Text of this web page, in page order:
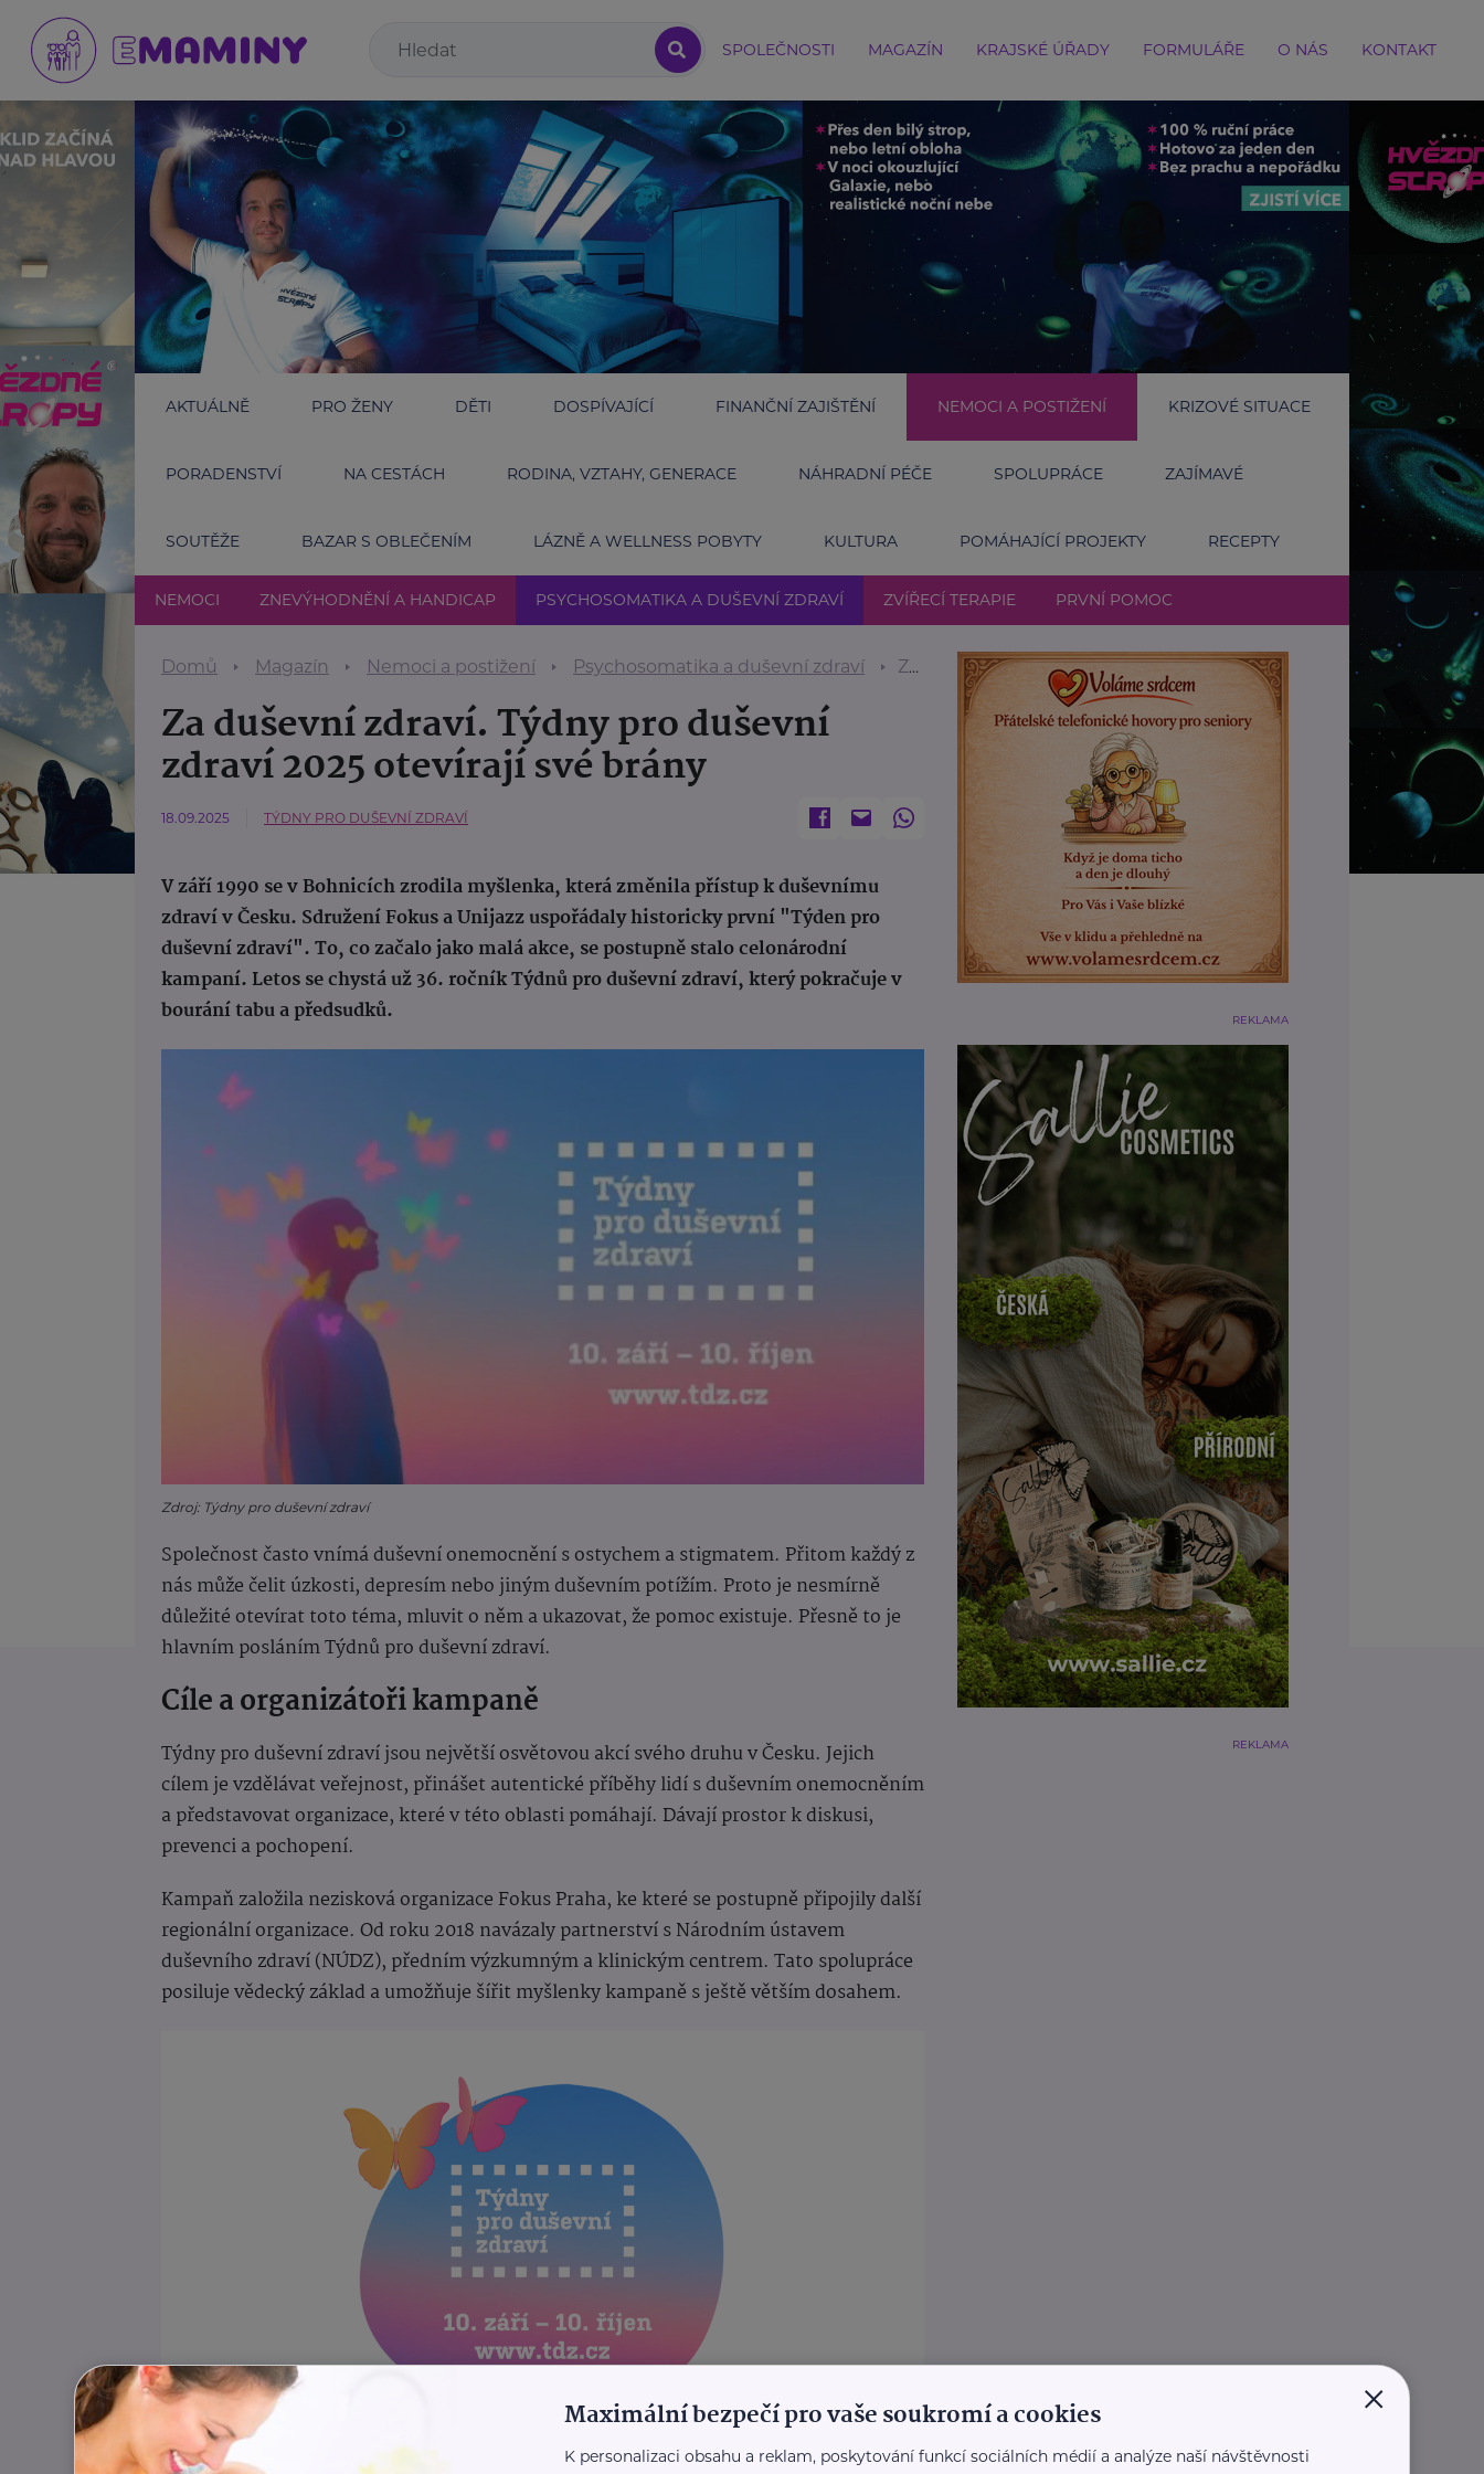
SPOLEČNOSTI MAGAZÍN KRAJSKÉ ÚŘADY FORMULÁŘE O NÁS KONTAKT
AKTUÁLNĚ PRO ŽENY DĚTI DOSPÍVAJÍCÍ FINANČNÍ ZAJIŠTĚNÍ NEMOCI A POSTIŽENÍ KRIZOVÉ SITUACE
PORADENSTVÍ NA CESTÁCH RODINA, VZTAHY, GENERACE NÁHRADNÍ PÉČE SPOLUPRÁCE ZAJÍMAVÉ
SOUTĚŽE BAZAR S OBLEČENÍM LÁZNĚ A WELLNESS POBYTY KULTURA POMÁHAJÍCÍ PROJEKTY RECEPTY
NEMOCI ZNEVÝHODNĚNÍ A HANDICAP PSYCHOSOMATIKA A DUŠEVNÍ ZDRAVÍ ZVÍŘECÍ TERAPIE PRVNÍ POMOC
Domů Magazín Nemoci a postižení Psychosomatika a duševní zdraví Za duševní zdraví. Týdny pro duševní zdraví 2025 otevírají své brány
Za duševní zdraví. Týdny pro duševní
zdraví 2025 otevírají své brány
18.09.2025 TÝDNY PRO DUŠEVNÍ ZDRAVÍ
V září 1990 se v Bohnicích zrodila myšlenka, která změnila přístup k duševnímu
zdraví v Česku. Sdružení Fokus a Unijazz uspořádaly historicky první "Týden pro
duševní zdraví". To, co začalo jako malá akce, se postupně stalo celonárodní
kampaní. Letos se chystá už 36. ročník Týdnů pro duševní zdraví, který pokračuje v
bourání tabu a předsudků.
Zdroj: Týdny pro duševní zdraví
Společnost často vnímá duševní onemocnění s ostychem a stigmatem. Přitom každý z
nás může čelit úzkosti, depresím nebo jiným duševním potížím. Proto je nesmírně
důležité otevírat toto téma, mluvit o něm a ukazovat, že pomoc existuje. Přesně to je
hlavním posláním Týdnů pro duševní zdraví.
Cíle a organizátoři kampaně
Týdny pro duševní zdraví jsou největší osvětovou akcí svého druhu v Česku. Jejich
cílem je vzdělávat veřejnost, přinášet autentické příběhy lidí s duševním onemocněním
a představovat organizace, které v této oblasti pomáhají. Dávají prostor k diskusi,
prevenci a pochopení.
Kampaň založila nezisková organizace Fokus Praha, ke které se postupně připojily další
regionální organizace. Od roku 2018 navázaly partnerství s Národním ústavem
duševního zdraví (NÚDZ), předním výzkumným a klinickým centrem. Tato spolupráce
posiluje vědecký základ a umožňuje šířit myšlenky kampaně s ještě větším dosahem.
REKLAMA
REKLAMA
×
Maximální bezpečí pro vaše soukromí a cookies
K personalizaci obsahu a reklam, poskytování funkcí sociálních médií a analýze naší návštěvnosti